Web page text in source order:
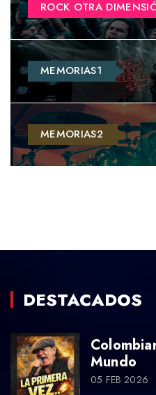
ROCK OTRA
MEMORIAS1
MEMORIAS2
DESTACADOS
Mundo
05 FEB 2026